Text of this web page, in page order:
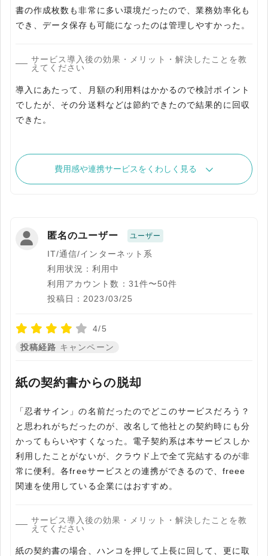
書の作成枚数も非常に多い環境だったので、業務効率化も
でき、データ保存も可能になったのは管理しやすかった。
サービス導入後の効果・メリット・解決したことを教
えてください
導入にあたって、月額の利用料はかかるので検討ポイント
でしたが、その分送料などは節約できたので結果的に回収
できた。
費用感や連携サービスをくわしく見る
匿名のユーザー ユーザー
IT/通信/インターネット系
利用状況：利用中
利用アカウント数：31件〜50件
投稿日：2023/03/25
4/5
投稿経路 キャンペーン
紙の契約書からの脱却
「忍者サイン」の名前だったのでどこのサービスだろう？
と思われがちだったのが、改名して他社との契約時にも分
かってもらいやすくなった。電子契約系は本サービスしか
利用したことがないが、クラウド上で全て完結するのが非
常に便利。各freeサービスとの連携ができるので、freee
関連を使用している企業にはおすすめ。
サービス導入後の効果・メリット・解決したことを教
えてください
紙の契約書の場合、ハンコを押して上長に回して、更に取